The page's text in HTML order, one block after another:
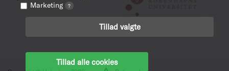
Marketing ?
Tillad valgte
Tillad alle cookies